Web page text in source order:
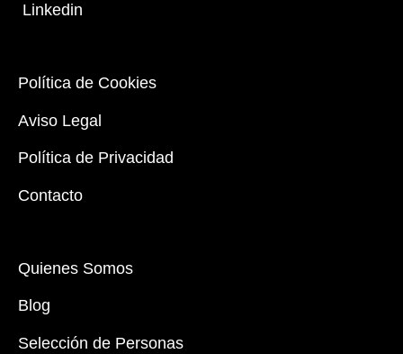
Linkedin
Política de Cookies
Aviso Legal
Política de Privacidad
Contacto
Quienes Somos
Blog
Selección de Personas